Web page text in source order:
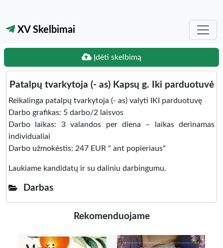
XV Skelbimai
Įdėti skelbimą
Patalpų tvarkytoja (- as) Kapsų g. Iki parduotuvė
Reikalinga patalpų tvarkytoja (- as) valyti IKI parduotuvę
Darbo grafikas: 5 darbo/2 laisvos
Darbo laikas: 3 valandos per diena – laikas derinamas
individualiai
Darbo užmokėstis: 247 EUR " ant popieriaus"
Laukiame kandidatų ir su daliniu darbingumu.
Darbas
Rekomenduojame